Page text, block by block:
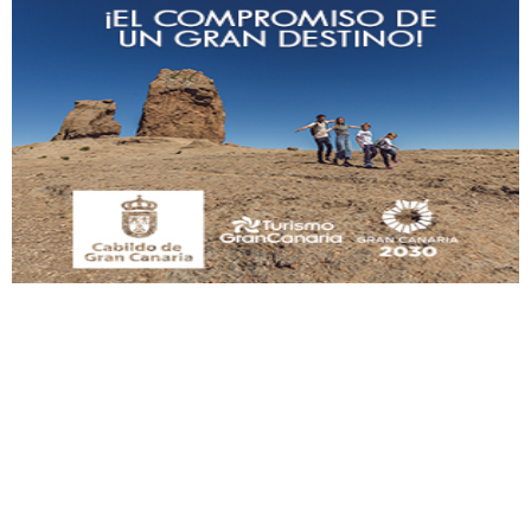
Adopción urgente
Busco adopción responsable para mi perra. Pastor alemán, hembra, 4 años. Por
motivos personales ...
Leales.org » Gran Canaria
6.7.2025